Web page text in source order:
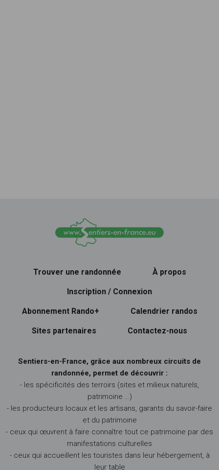
Trouver une randonnée À propos
Inscription / Connexion
Abonnement Rando+ Calendrier randos
Sites partenaires Contactez-nous
Sentiers-en-France, grâce aux nombreux circuits de
randonnée, permet de découvrir :
- les spécificités des terroirs (sites et milieux naturels,
patrimoine …)
- les producteurs locaux et les artisans, garants du savoir-faire
et du patrimoine
- ceux qui œuvrent à faire connaître tout ce patrimoine par des
manifestations culturelles
- ceux qui accueillent les touristes dans leur hébergement, à
leur table